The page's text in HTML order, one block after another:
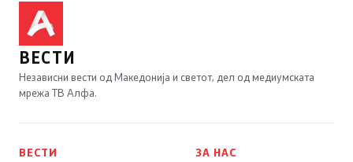
ВЕСТИ
Независни вести од Македонија и светот, дел од медиумската
мрежа ТВ Алфа.
ВЕСТИ
ЗА НАС